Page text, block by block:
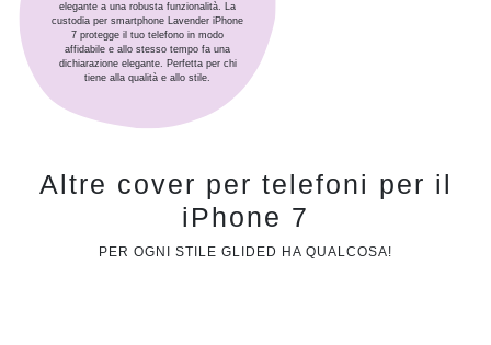
elegante a una robusta funzionalità. La
custodia per smartphone Lavender iPhone
7 protegge il tuo telefono in modo
affidabile e allo stesso tempo fa una
dichiarazione elegante. Perfetta per chi
tiene alla qualità e allo stile.
Altre cover per telefoni per il
iPhone 7
PER OGNI STILE GLIDED HA QUALCOSA!